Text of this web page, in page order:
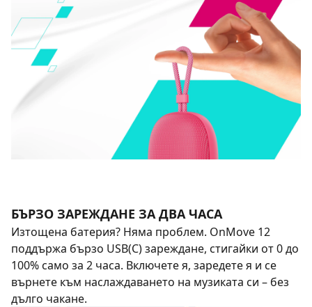
БЪРЗО ЗАРЕЖДАНЕ ЗА ДВА ЧАСА
Изтощена батерия? Няма проблем. OnMove 12
поддържа бързо USB(C) зареждане, стигайки от 0 до
100% само за 2 часа. Включете я, заредете я и се
върнете към наслаждаването на музиката си – без
дълго чакане.